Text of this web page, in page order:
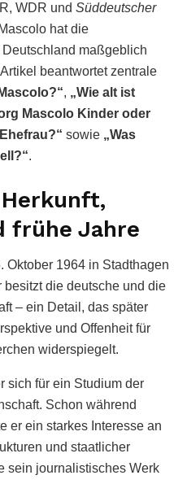
WDR und Süddeutscher
hat die
maßgeblich
beantwortet zentrale
, „Wie alt ist
Mascolo Kinder oder
sowie „Was
.
frühe Jahre
Oktober 1964 in Stadthagen
die deutsche und die
– ein Detail, das später
und Offenheit für
widerspiegelt.
sich für ein Studium der
Schon während
er ein starkes Interesse an
und staatlicher
sein journalistisches Werk